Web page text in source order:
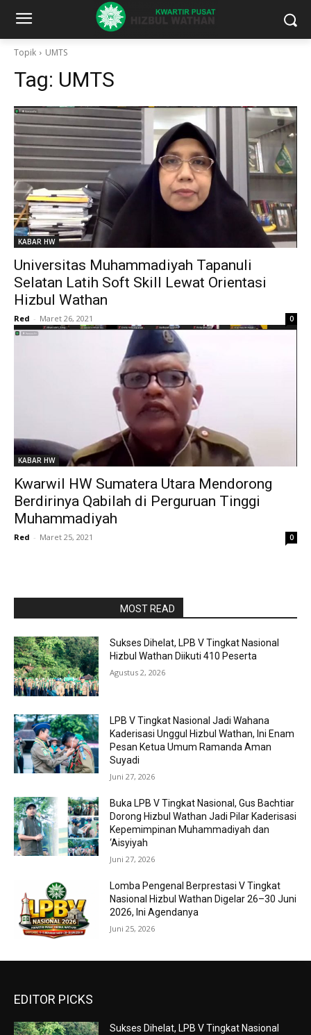
Topik UMTS
Tag: UMTS
KABAR HW
Universitas Muhammadiyah Tapanuli
Selatan Latih Soft Skill Lewat Orientasi
Hizbul Wathan
Red - Maret 26, 2021 0
KABAR HW
Kwarwil HW Sumatera Utara Mendorong
Berdirinya Qabilah di Perguruan Tinggi
Muhammadiyah
Red - Maret 25, 2021 0
MOST READ
Sukses Dihelat, LPB V Tingkat Nasional
Hizbul Wathan Diikuti 410 Peserta
Agustus 2, 2026
LPB V Tingkat Nasional Jadi Wahana
Kaderisasi Unggul Hizbul Wathan, Ini Enam
Pesan Ketua Umum Ramanda Aman
Suyadi
Juni 27, 2026
Buka LPB V Tingkat Nasional, Gus Bachtiar
Dorong Hizbul Wathan Jadi Pilar Kaderisasi
Kepemimpinan Muhammadiyah dan
‘Aisyiyah
Juni 27, 2026
Lomba Pengenal Berprestasi V Tingkat
Nasional Hizbul Wathan Digelar 26–30 Juni
2026, Ini Agendanya
Juni 25, 2026
EDITOR PICKS
Sukses Dihelat, LPB V Tingkat Nasional